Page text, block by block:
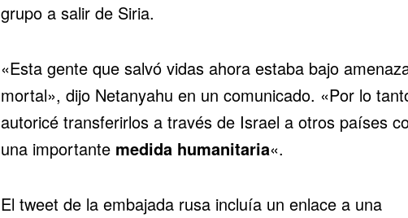
grupo a salir de Siria.
«Esta gente que salvó vidas ahora estaba bajo
mortal», dijo Netanyahu en un comunicado. «Por lo
autoricé transferirlos a través de Israel a otros países
una importante medida humanitaria«.
El tweet de la embajada rusa incluía un enlace a una